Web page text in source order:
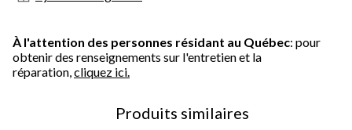
À l'attention des personnes résidant au Québec: pour
obtenir des renseignements sur l'entretien et la
réparation, cliquez ici.
Produits similaires